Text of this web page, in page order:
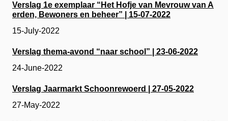
Verslag 1e exemplaar “Het Hofje van Mevrouw van A
erden, Bewoners en beheer” | 15-07-2022
15-July-2022
Verslag thema-avond “naar school” | 23-06-2022
24-June-2022
Verslag Jaarmarkt Schoonrewoerd | 27-05-2022
27-May-2022